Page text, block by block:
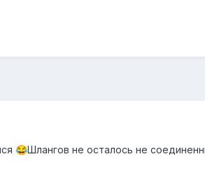
😂Шлангов не осталось не